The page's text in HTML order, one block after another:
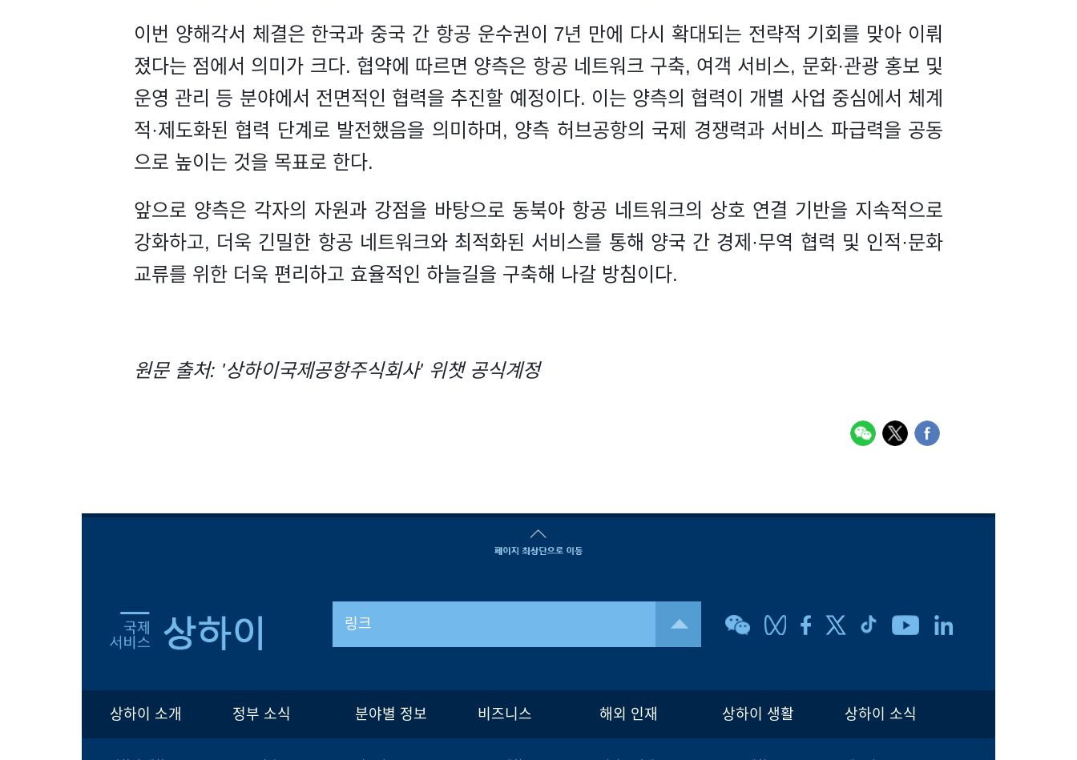
이번 양해각서 체결은 한국과 중국 간 항공 운수권이 7년 만에 다시 확대되는 전략적 기회를 맞아 이뤄
졌다는 점에서 의미가 크다. 협약에 따르면 양측은 항공 네트워크 구축, 여객 서비스, 문화·관광 홍보 및
운영 관리 등 분야에서 전면적인 협력을 추진할 예정이다. 이는 양측의 협력이 개별 사업 중심에서 체계
적·제도화된 협력 단계로 발전했음을 의미하며, 양측 허브공항의 국제 경쟁력과 서비스 파급력을 공동
으로 높이는 것을 목표로 한다.
앞으로 양측은 각자의 자원과 강점을 바탕으로 동북아 항공 네트워크의 상호 연결 기반을 지속적으로
강화하고, 더욱 긴밀한 항공 네트워크와 최적화된 서비스를 통해 양국 간 경제·무역 협력 및 인적·문화
교류를 위한 더욱 편리하고 효율적인 하늘길을 구축해 나갈 방침이다.
원문 출처: '상하이국제공항주식회사' 위챗 공식계정
링크
상하이 소개 정부 소식 분야별 정보 비즈니스 해외 인재 상하이 생활 상하이 소식